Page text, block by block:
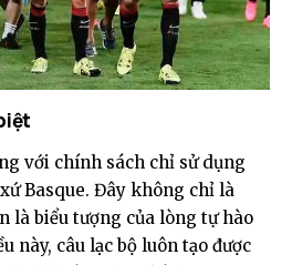
với chính sách chỉ sử dụng
Basque. Đây không chỉ là
là biểu tượng của lòng tự hào
này, câu lạc bộ luôn tạo được